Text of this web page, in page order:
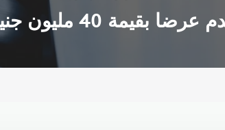
إسترليني لضم فابينيو من ليفربول